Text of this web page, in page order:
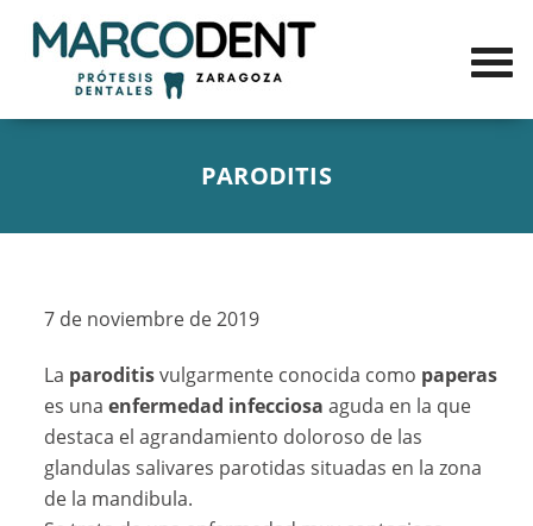
PARODITIS
7 de noviembre de 2019
La paroditisvulgarmente conocida como paperas
es unaenfermedad infecciosa aguda en la que
destaca el agrandamiento doloroso de las
glandulas salivares parotidas situadas en la zona
de la mandibula.